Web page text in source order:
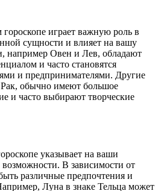
играет важную роль в
сущности и влияет на вашу
например Овен и Лев, обладают
и часто становятся
и предпринимателями. Другие
обычно имеют большое
и часто выбирают творческие
указывает на ваши
В зависимости от
различные предпочтения и
Луна в знаке Тельца может